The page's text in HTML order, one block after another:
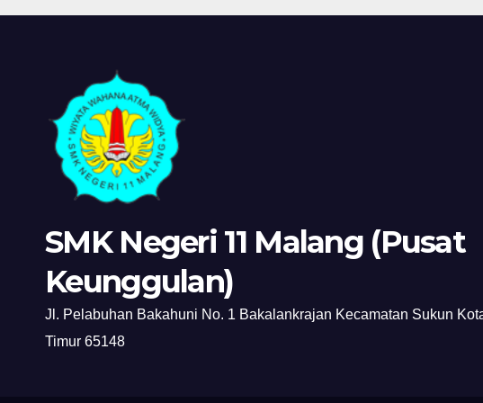
Kolaboratif
SMK Negeri 11 Malang (Pusat
Keunggulan)
Jl. Pelabuhan Bakahuni No. 1 Bakalankrajan Kecamatan Sukun
Timur 65148